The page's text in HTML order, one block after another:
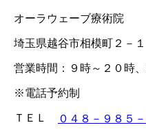
オーラウェーブ療術院
埼玉県越谷市相模町２－
営業時間：９時～２０時
※電話予約制
ＴＥＬ ０４８－９８５